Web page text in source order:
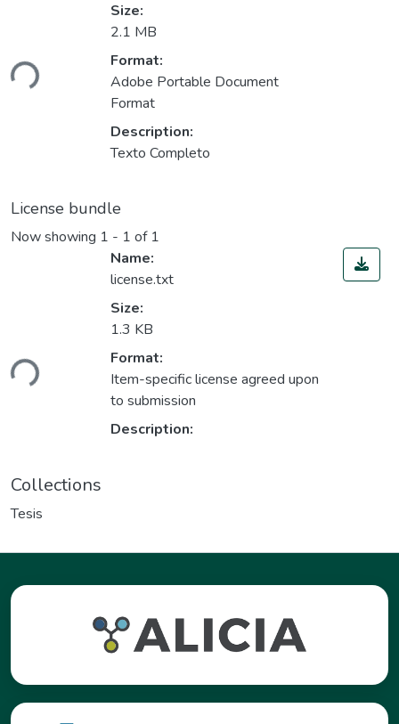
Loading...
Size:
2.1 MB
Format:
Adobe Portable Document
Format
Description:
Texto Completo
License bundle
Now showing 1 - 1 of 1
Loading...
Name:
license.txt
Size:
1.3 KB
Format:
Item-specific license agreed upon
to submission
Description:
Collections
Tesis